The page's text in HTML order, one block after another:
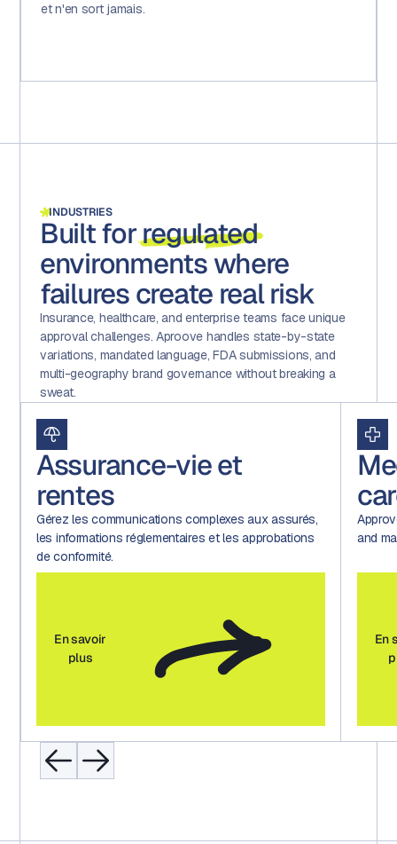
et n'en sort jamais.
INDUSTRIES
Built forregulated
environments where
failures create real risk
Insurance, healthcare, and enterprise teams face unique
approval challenges. Aproove handles state-by-state
variations, mandated language, FDA submissions, and
multi-geography brand governance without breaking a
sweat.
Assurance-vie et
rentes
Gérez les communications complexes aux assurés,
les informations réglementaires et les approbations
de conformité.
En savoir
plus
and
En